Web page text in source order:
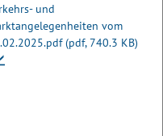
und
vom
(pdf, 740.3 KB)